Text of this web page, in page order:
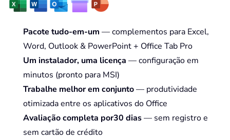
Pacote tudo-em-um — complementos para Excel,
Word, Outlook & PowerPoint + Office Tab Pro
Um instalador, uma licença — configuração em
minutos (pronto para MSI)
Trabalhe melhor em conjunto— produtividade
otimizada entre os aplicativos do Office
Avaliação completa por30 dias— sem registro e
sem cartão de crédito